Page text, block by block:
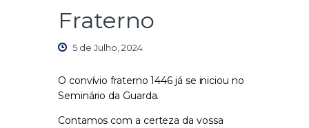
Fraterno
5 de Julho, 2024
O convívio fraterno 1446 já se iniciou no
Seminário da Guarda.
Contamos com a certeza da vossa